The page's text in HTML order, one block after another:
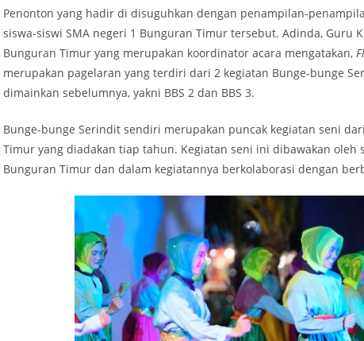
Penonton yang hadir di disuguhkan dengan penampilan-
siswa-siswi SMA negeri 1 Bunguran Timur tersebut. Adinda, Guru
Bunguran Timur yang merupakan koordinator acara mengatakan,
merupakan pagelaran yang terdiri dari 2 kegiatan Bunge-bunge
dimainkan sebelumnya, yakni BBS 2 dan BBS 3.
Bunge-bunge Serindit sendiri merupakan puncak kegiatan seni
Timur yang diadakan tiap tahun. Kegiatan seni ini dibawakan oleh
Bunguran Timur dan dalam kegiatannya berkolaborasi dengan